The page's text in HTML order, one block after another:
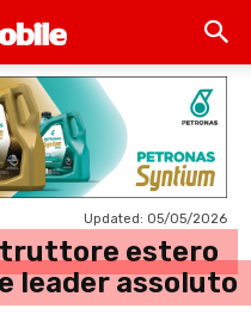
Updated: 05/05/2026
estero
leader assoluto